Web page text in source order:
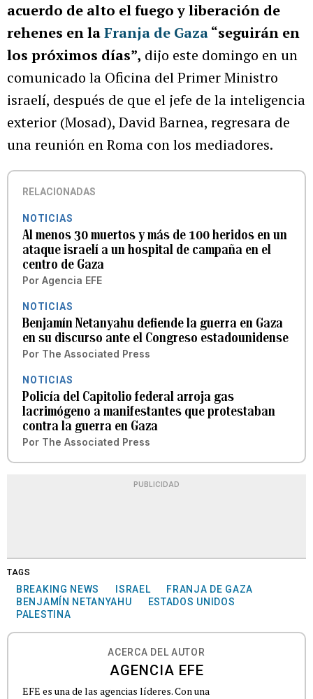
acuerdo de alto el fuego y liberación de
rehenes en laFranja de Gaza“seguirán en
los próximos días”, dijo este domingo en un
comunicado la Oficina del Primer Ministro
israelí, después de que el jefe de la inteligencia
exterior (Mosad), David Barnea, regresara de
una reunión en Roma con los mediadores.
RELACIONADAS
NOTICIAS
Al menos 30 muertos y más de 100 heridos en un
ataque israelí a un hospital de campaña en el
centro de Gaza
Por Agencia EFE
NOTICIAS
Benjamín Netanyahu defiende la guerra en Gaza
en su discurso ante el Congreso estadounidense
Por The Associated Press
NOTICIAS
Policía del Capitolio federal arroja gas
lacrimógeno a manifestantes que protestaban
contra la guerra en Gaza
Por The Associated Press
PUBLICIDAD
TAGS
BREAKING NEWS ISRAEL
FRANJA DE GAZA
BENJAMÍN NETANYAHU
ESTADOS UNIDOS
PALESTINA
ACERCA DEL AUTOR
AGENCIA EFE
EFE es una de las agencias líderes. Con una